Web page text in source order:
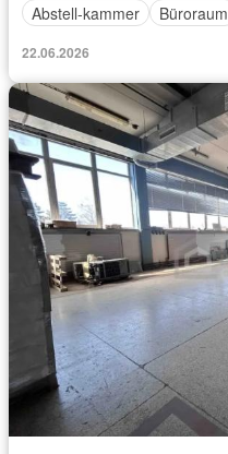
Abstell-kammer
Büroraum
22.06.2026